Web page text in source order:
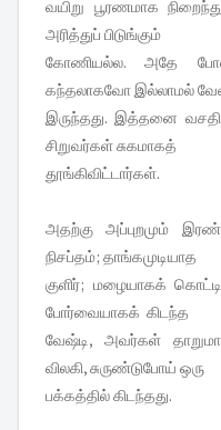
வயிறு பூரணமாக
அரித்துப் பிடுங்கும்
கோணியல்ல. அதே
கந்தலாகவோ இல்லாமல்
இருந்தது. இத்தனை
சிறுவர்கள் சுகமாகத்
தூங்கிவிட்டார்கள்.
அதற்கு அப்புறமும்
நிசப்தம்; தாங்கமுடியாத
குளிர்; மழையாகக்
போர்வையாகக் கிடந்த
வேஷ்டி, அவர்கள்
விலகி, சுருண்டுபோய் ஒரு
பக்கத்தில் கிடந்தது.